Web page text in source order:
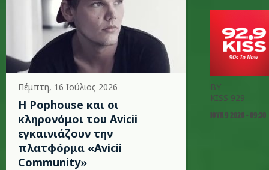
Πέμπτη, 16 Ιούλιος 2026
Η Pophouse και οι
κληρονόμοι του Avicii
εγκαινιάζουν την
πλατφόρμα «Avicii
Community»
BY
KISS 929
ΙΟΥΛ 9 2026 - 09:30